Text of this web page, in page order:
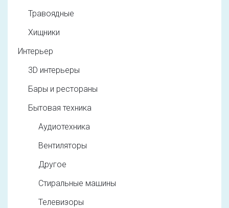
Травоядные
Хищники
Интерьер
3D интерьеры
Бары и рестораны
Бытовая техника
Аудиотехника
Вентиляторы
Другое
Стиральные машины
Телевизоры